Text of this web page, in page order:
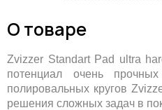
О товаре
Zvizzer Standart Pad ultra
потенциал очень
полировальных кругов
решения сложных задач в